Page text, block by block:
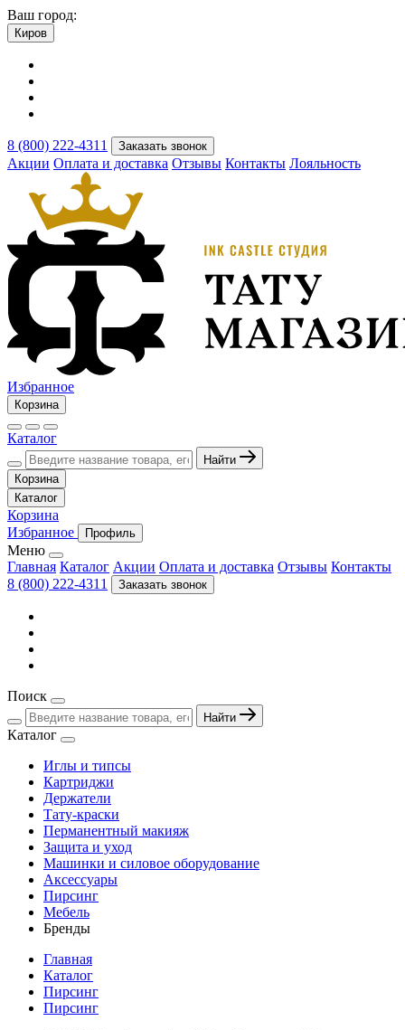
Ваш город:
Киров
8 (800) 222-4311 Заказать звонок
Акции Оплата и доставка Отзывы Контакты Лояльность
Избранное
Корзина
Каталог
Найти
Корзина
Каталог
Корзина
Избранное
Профиль
Меню
Главная Каталог Акции Оплата и доставка Отзывы Контакты
8 (800) 222-4311
Заказать звонок
Поиск
Найти
Каталог
Иглы и типсы
Картриджи
Держатели
Тату-краски
Перманентный макияж
Защита и уход
Машинки и силовое оборудование
Аксессуары
Пирсинг
Мебель
Бренды
Главная
Каталог
Пирсинг
Пирсинг